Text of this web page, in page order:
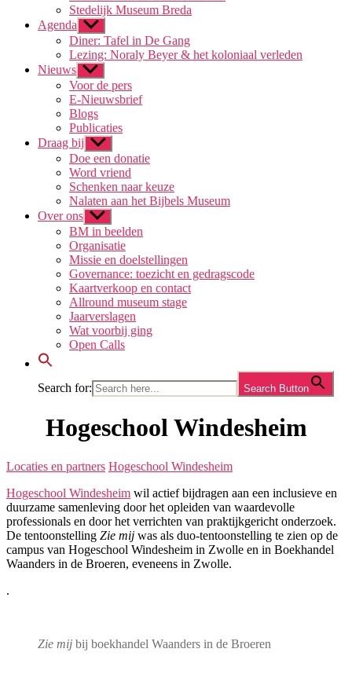
Stedelijk Museum Breda
Agenda Toon
submenu
Diner: Tafel in De Gang
Lezing: Noraly Beyer & het koloniaal verleden
Nieuws Toon
submenu
Voor de pers
E-Nieuwsbrief
Blogs
Publicaties
Draag bij Toon
submenu
Doe een donatie
Word vriend
Schenken naar keuze
Nalaten aan het Bijbels Museum
Over ons Toon
submenu
BM in beelden
Organisatie
Missie en doelstellingen
Governance: toezicht en gedragscode
Kaartverkoop en contact
Allround museum stage
Jaarverslagen
Wat voorbij ging
Open Calls
Search for: Search Button
Hogeschool Windesheim
Locaties en partners Hogeschool Windesheim
Hogeschool Windesheim wil actief bijdragen aan een inclusieve en
duurzame samenleving door het opleiden van waardevolle
professionals en door het verrichten van praktijkgericht onderzoek.
De tentoonstelling Zie mij was als duo-tentoonstelling te zien op de
campus van Hogeschool Windesheim in Zwolle en in Boekhandel
Waanders in de Broeren, eveneens in Zwolle.
.
Zie mij bij boekhandel Waanders in de Broeren